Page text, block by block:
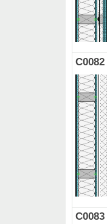
C0082
C0083